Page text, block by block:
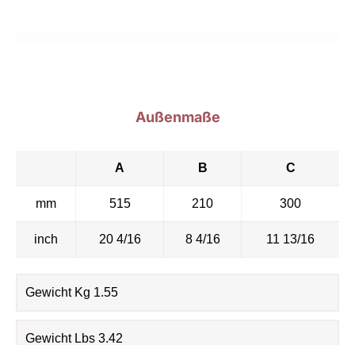
Außenmaße
A B C
mm 515 210 300
inch 20 4/16 8 4/16 11 13/16
Gewicht Kg 1.55
Gewicht Lbs 3.42